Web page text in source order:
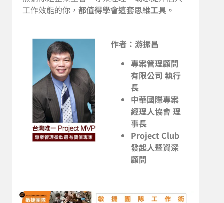
工作效能的你， 都值得學會這套思維工具。
作者：游振昌
專案管理顧問
有限公司 執行
長
中華國際專案
經理人協會 理
事長
Project Club
發起人暨資深
顧問